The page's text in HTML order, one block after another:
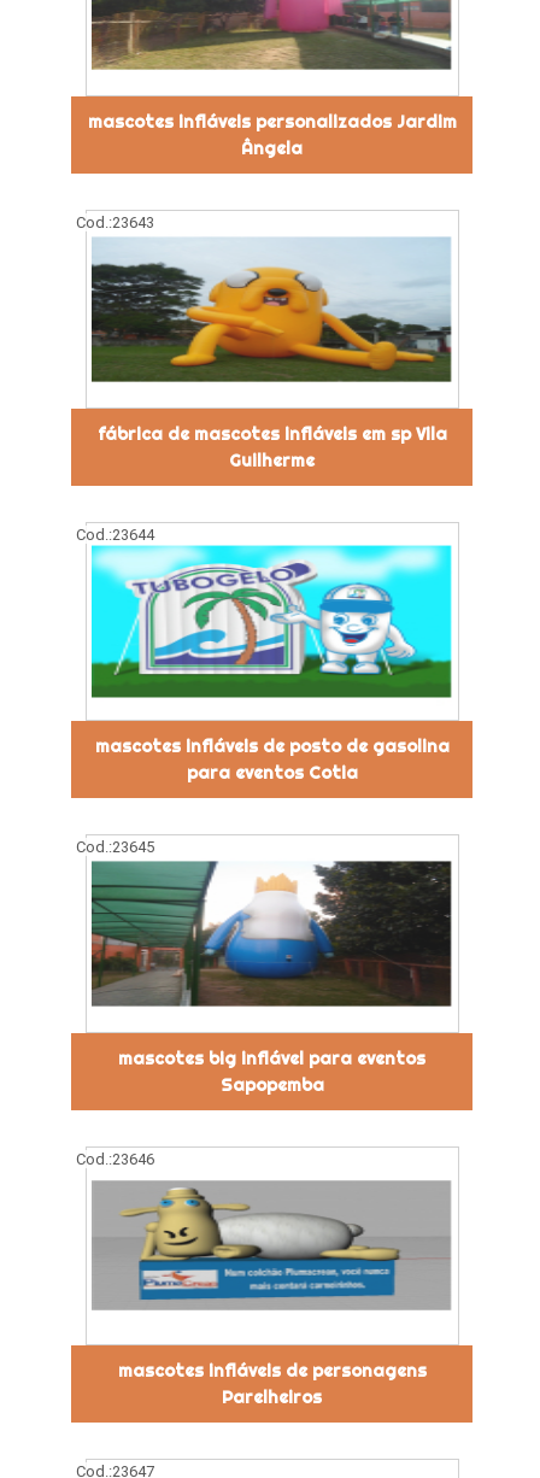
mascotes infláveis personalizados Jardim
Ângela
Cod.:23643
fábrica de mascotes infláveis em sp Vila
Guilherme
Cod.:23644
mascotes infláveis de posto de gasolina
para eventos Cotia
Cod.:23645
mascotes big inflável para eventos
Sapopemba
Cod.:23646
mascotes infláveis de personagens
Parelheiros
Cod.:23647